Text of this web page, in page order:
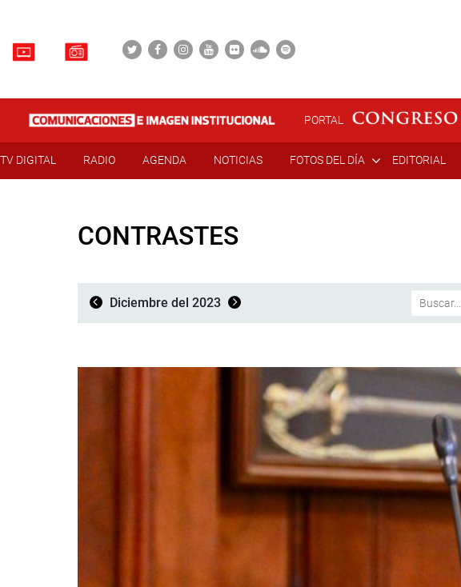
PORTAL
TV DIGITAL RADIO AGENDA NOTICIAS FOTOS DEL DÍA EDITORIAL
CONTRASTES
Diciembre del 2023